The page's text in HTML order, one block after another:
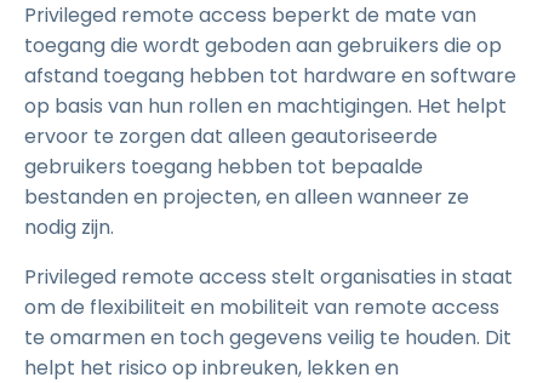
Privileged remote access beperkt de mate van
toegang die wordt geboden aan gebruikers die op
afstand toegang hebben tot hardware en software
op basis van hun rollen en machtigingen. Het helpt
ervoor te zorgen dat alleen geautoriseerde
gebruikers toegang hebben tot bepaalde
bestanden en projecten, en alleen wanneer ze
nodig zijn.
Privileged remote access stelt organisaties in staat
om de flexibiliteit en mobiliteit van remote access
te omarmen en toch gegevens veilig te houden. Dit
helpt het risico op inbreuken, lekken en